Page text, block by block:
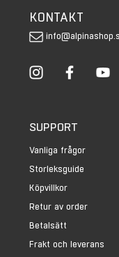
KONTAKT
SUPPORT
Vanliga frågor
Storleksguide
Köpvillkor
Retur av order
Betalsätt
Frakt och leverans